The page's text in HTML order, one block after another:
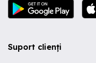
Suport clienți